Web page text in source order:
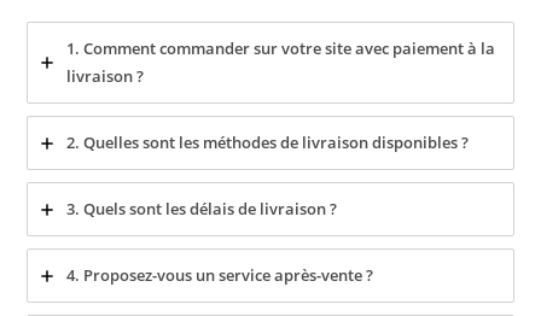
1. Comment commander sur votre site avec paiement à la
livraison ?
2. Quelles sont les méthodes de livraison disponibles ?
3. Quels sont les délais de livraison ?
4. Proposez-vous un service après-vente ?